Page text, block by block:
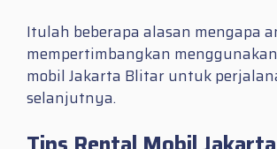
Itulah beberapa alasan mengapa
mempertimbangkan
mobil Jakarta Blitar untuk
selanjutnya.